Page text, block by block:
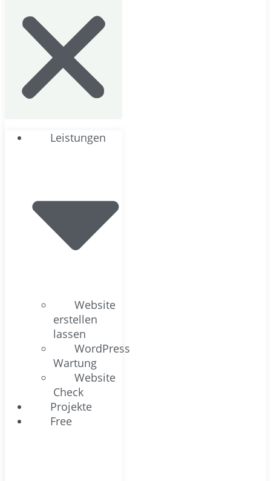
Leistungen
Website
erstellen
lassen
WordPress
Wartung
Website
Check
Projekte
Free